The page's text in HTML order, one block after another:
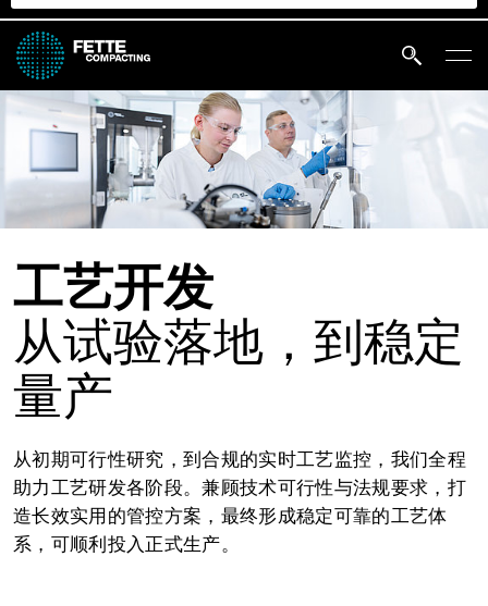
工艺开发
从试验落地，到稳定
量产
从初期可行性研究，到合规的实时工艺监控，我们全程
助力工艺研发各阶段。兼顾技术可行性与法规要求，打
造长效实用的管控方案，最终形成稳定可靠的工艺体
系，可顺利投入正式生产。